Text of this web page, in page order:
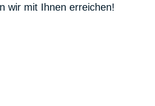
wir mit Ihnen erreichen!